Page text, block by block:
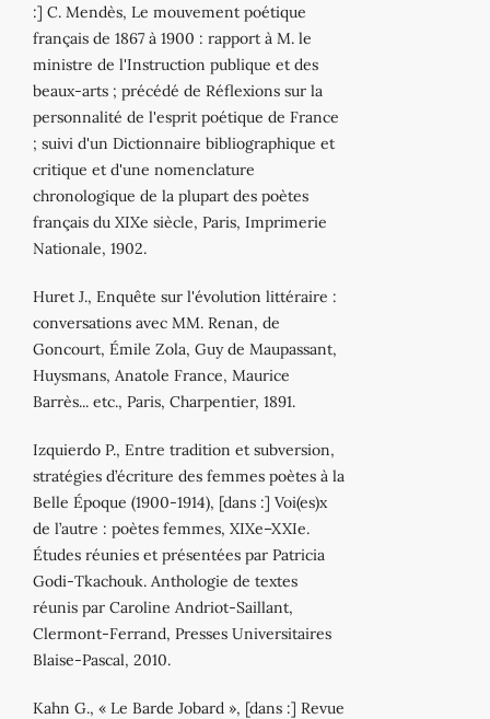
:] C. Mendès, Le mouvement poétique
français de 1867 à 1900 : rapport à M. le
ministre de l'Instruction publique et des
beaux‐arts ; précédé de Réflexions sur la
personnalité de l'esprit poétique de France
; suivi d'un Dictionnaire bibliographique et
critique et d'une nomenclature
chronologique de la plupart des poètes
français du XIXe siècle, Paris, Imprimerie
Nationale, 1902.
Huret J., Enquête sur l'évolution littéraire :
conversations avec MM. Renan, de
Goncourt, Émile Zola, Guy de Maupassant,
Huysmans, Anatole France, Maurice
Barrès... etc., Paris, Charpentier, 1891.
Izquierdo P., Entre tradition et subversion,
stratégies d’écriture des femmes poètes à la
Belle Époque (1900‐1914), [dans :] Voi(es)x
de l’autre : poètes femmes, XIXe–XXIe.
Études réunies et présentées par Patricia
Godi‐Tkachouk. Anthologie de textes
réunis par Caroline Andriot‐Saillant,
Clermont‐Ferrand, Presses Universitaires
Blaise‐Pascal, 2010.
Kahn G., « Le Barde Jobard », [dans :] Revue